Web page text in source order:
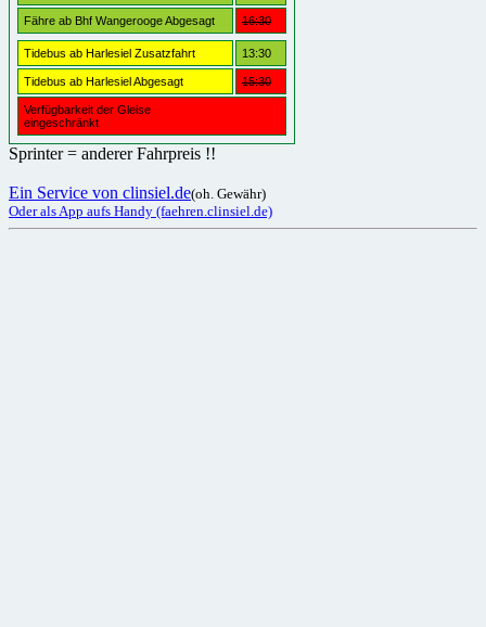
Fähre ab Bhf Wangerooge Abgesagt 16:30
Tidebus ab Harlesiel Zusatzfahrt 13:30
Tidebus ab Harlesiel Abgesagt 15:30
Verfügbarkeit der Gleise
eingeschränkt
Sprinter = anderer Fahrpreis !!
Ein Service von clinsiel.de(oh. Gewähr)
Oder als App aufs Handy (faehren.clinsiel.de)